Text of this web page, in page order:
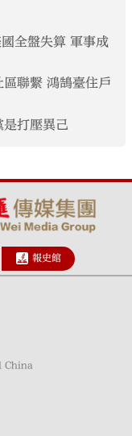
全盤失算 軍事成
聯繫 鴻鵠臺住戶
是打壓異己
報史館
China